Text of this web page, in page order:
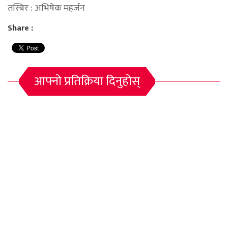
तस्बिर : अभिषेक महर्जन
Share :
आफ्नो प्रतिक्रिया दिनुहोस्